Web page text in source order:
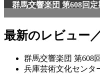
群馬交響楽団 第608回
最新のレビュー
群馬交響楽団 第608
兵庫芸術文化センタ